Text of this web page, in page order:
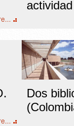
Dos